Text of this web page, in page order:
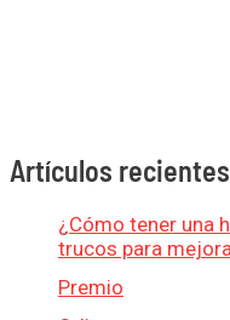
Artículos
¿Cómo tener una
trucos para
Premio